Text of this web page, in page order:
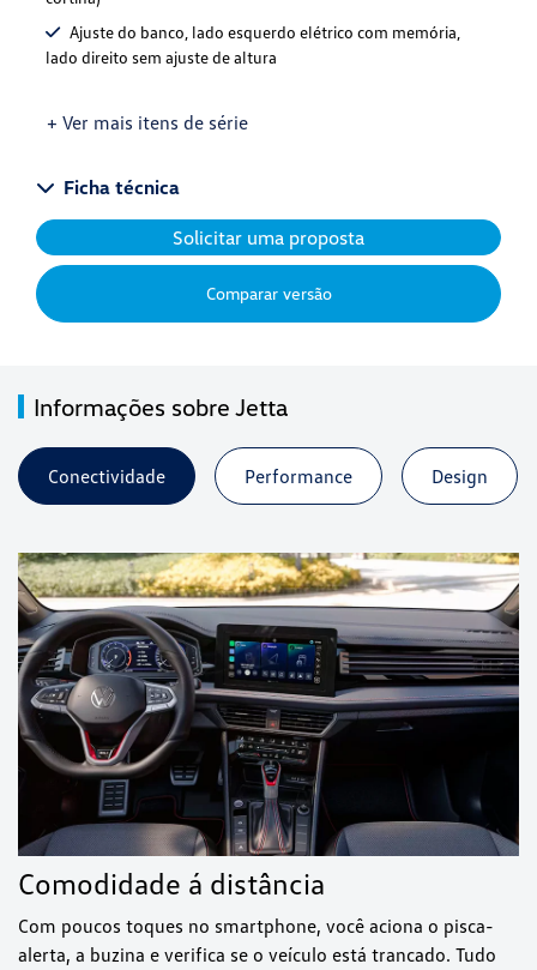
Ajuste do banco, lado esquerdo elétrico com memória,
lado direito sem ajuste de altura
+ Ver mais itens de série
Ficha técnica
Solicitar uma proposta
Comparar versão
Informações sobre Jetta
Conectividade Performance Design
Comodidade á distância
Com poucos toques no smartphone, você aciona o pisca-
alerta, a buzina e verifica se o veículo está trancado. Tudo